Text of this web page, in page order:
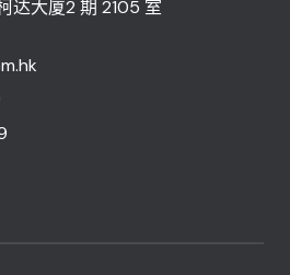
达大厦2 期 2105 室